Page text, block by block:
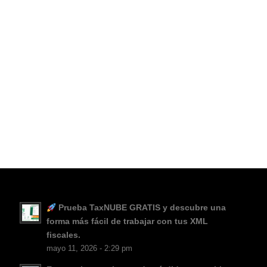
Prueba TaxNUBE GRATIS y descubre una
forma más fácil de trabajar con tus XML
fiscales.
mayo 11, 2026 - 2:29 pm